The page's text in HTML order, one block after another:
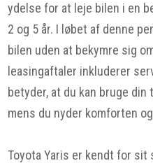
ydelse for at leje bilen i en
2 og 5 år. I løbet af denne
bilen uden at bekymre sig
leasingaftaler inkluderer
betyder, at du kan bruge
mens du nyder komforten
Toyota Yaris er kendt for